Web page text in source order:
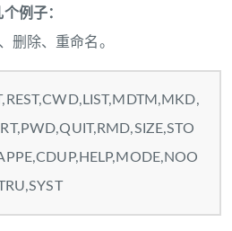
例子：
删除、重命名。